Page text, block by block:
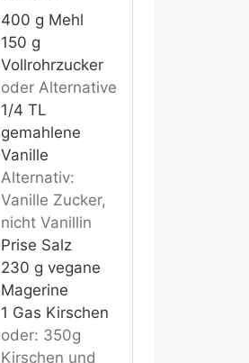
400 g Mehl
150 g
Vollrohrzucker
oder Alternative
1/4 TL
gemahlene
Vanille
Alternativ:
Vanille Zucker,
nicht Vanillin
Prise Salz
230 g vegane
Magerine
1 Gas Kirschen
oder: 350g
Kirschen und